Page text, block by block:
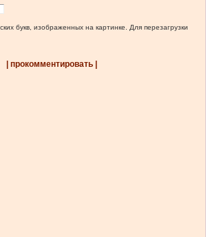
букв, изображенных на картинке. Для перезагрузки
| прокомментировать |